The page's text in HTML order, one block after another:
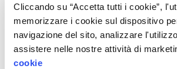
Cliccando su “Accetta tutti i cookie”,
memorizzare i cookie sul dispositivo
navigazione del sito, analizzare
assistere nelle nostre attività di
cookie
ABHISHEK PANDEY